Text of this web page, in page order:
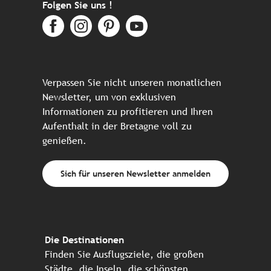
Folgen Sie uns !
Verpassen Sie nicht unseren monatlichen
Newsletter, um von exklusiven
Informationen zu profitieren und Ihren
Aufenthalt in der Bretagne voll zu
genießen.
Sich für unseren Newsletter anmelden
Die Destinationen
Finden Sie Ausflugsziele, die großen